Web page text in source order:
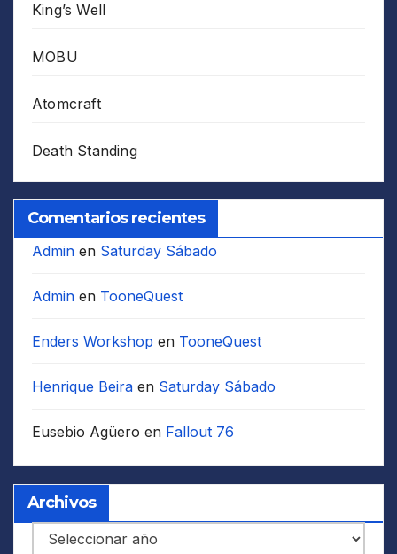
King’s Well
MOBU
Atomcraft
Death Standing
Comentarios recientes
Admin en Saturday Sábado
Admin en TooneQuest
Enders Workshop en TooneQuest
Henrique Beira en Saturday Sábado
Eusebio Agüero en Fallout 76
Archivos
Archivos